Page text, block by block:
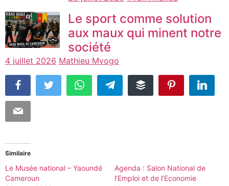
Le sport comme solution
aux maux qui minent notre
société
4 juillet 2026 Mathieu Mvogo
Similaire
Le Musée national – Yaoundé
Cameroun
Agenda : Salon National de
l’Emploi et de l’Economie